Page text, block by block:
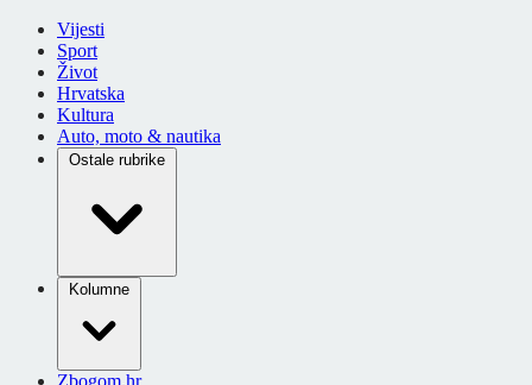
Vijesti
Sport
Život
Hrvatska
Kultura
Auto, moto & nautika
Ostale rubrike
Kolumne
Zbogom.hr